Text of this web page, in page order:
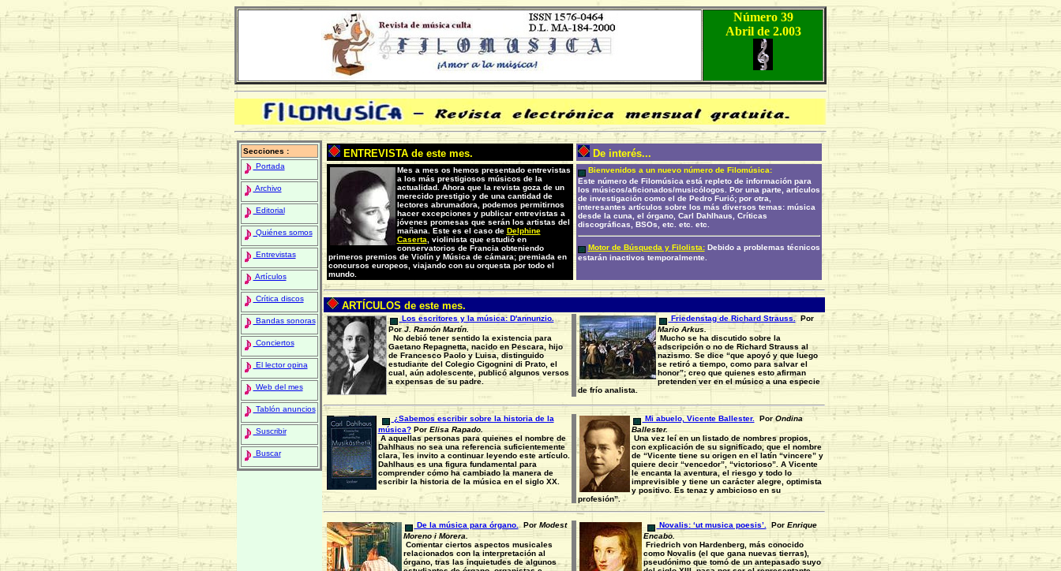
Número 39
Abril de 2.003
Secciones :
Portada
Archivo
Editorial
Quiénes somos
Entrevistas
Artículos
Crítica discos
Bandas sonoras
Conciertos
El lector opina
Web del mes
Tablón anuncios
Suscribir
Buscar
ENTREVISTA de este mes. De interés...
Mes a mes os hemos presentado entrevistas
a los más prestigiosos músicos de la
actualidad. Ahora que la revista goza de un
merecido prestigio y de una cantidad de
lectores abrumadora, podemos permitirnos
hacer excepciones y publicar entrevistas a
jóvenes promesas que serán los artistas del
mañana. Este es el caso de Delphine
Caserta , violinista que estudió en
conservatorios de Francia obteniendo
primeros premios de Violín y Música de cámara; premiada en
concursos europeos, viajando con su orquesta por todo el
mundo.
Bienvenidos a un nuevo número de Filomúsica:
Este número de Filomúsica está repleto de información para
los músicos/aficionados/musicólogos. Por una parte, artículos
de investigación como el de Pedro Furió; por otra,
interesantes artículos sobre los más diversos temas: música
desde la cuna, el órgano, Carl Dahlhaus, Críticas
discográficas, BSOs, etc. etc. etc.
Motor de Búsqueda y Filolista:Debido a problemas técnicos
estarán inactivos temporalmente.
ARTÍCULOS de este mes.
Los escritores y la música: D'annunzio.
PorJ. Ramón Martín.
No debió tener sentido la existencia para
Gaetano Repagnetta, nacido en Pescara, hijo
de Francesco Paolo y Luisa, distinguido
estudiante del Colegio Cigognini di Prato, el
cual, aún adolescente, publicó algunos versos
a expensas de su padre.
Friedenstag de Richard Strauss. Por
Mario Arkus.
Mucho se ha discutido sobre la
adscripción o no de Richard Strauss al
nazismo. Se dice “que apoyó y que luego
se retiró a tiempo, como para salvar el
honor”; creo que quienes esto afirman
pretenden ver en el músico a una especie
de frío analista.
¿Sabemos escribir sobre la historia de la
música? PorElisa Rapado.
A aquellas personas para quienes el nombre de
Dahlhaus no sea una referencia suficientemente
clara, les invito a continuar leyendo este artículo.
Dahlhaus es una figura fundamental para
comprender cómo ha cambiado la manera de
escribir la historia de la música en el siglo XX.
Mi abuelo, Vicente Ballester. PorOndina
Ballester.
Una vez leí en un listado de nombres propios,
con explicación de su significado, que el nombre
de “Vicente tiene su origen en el latín “vincere” y
quiere decir “vencedor”, “victorioso”. A Vicente
le encanta la aventura, el riesgo y todo lo
imprevisible y tiene un carácter alegre, optimista
y positivo. Es tenaz y ambicioso en su
profesión”.
De la música para órgano. PorModest
Moreno i Morera.
Comentar ciertos aspectos musicales
relacionados con la interpretación al
órgano, tras las inquietudes de algunos
Novalis: ‘ut musica poesis’. PorEnrique
Encabo.
Friedrich von Hardenberg, más conocido
como Novalis (el que gana nuevas tierras),
pseudónimo que tomó de un antepasado suyo